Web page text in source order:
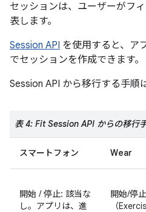
セッションは、ユーザーがフ
表します。
Session API を使用すると、ア
でセッションを作成できます。
Session API から移行する手順
表 4: Fit Session API からの移行
スマートフォン Wear
開始 / 停止: 該当な
し。アプリは、進
開始/停
（